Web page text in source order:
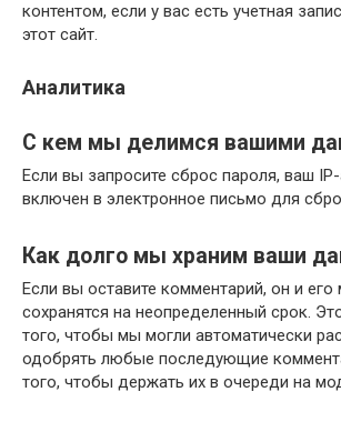
контентом, если у вас есть учетная
этот сайт.
Аналитика
С кем мы делимся вашими
Если вы запросите сброс пароля, ваш
включен в электронное письмо для
Как долго мы храним ваши
Если вы оставите комментарий, он и
сохранятся на неопределенный срок.
того, чтобы мы могли автоматически
одобрять любые последующие
того, чтобы держать их в очереди на